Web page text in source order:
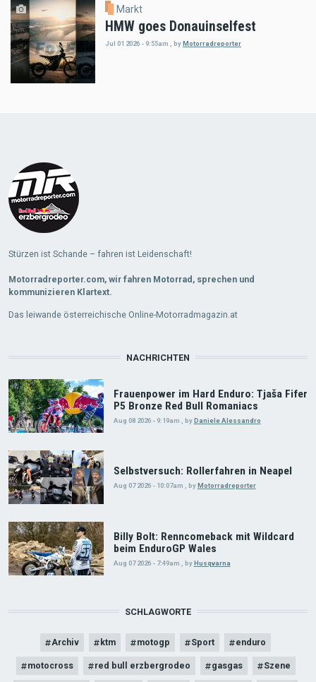
Markt
HMW goes Donauinselfest
Jul 01 2026 - 9:55am byMotorradreporter
Stürzen ist Schande – fahren ist Leidenschaft!
Motorradreporter.com, wir fahren Motorrad, sprechen und
kommunizieren Klartext.
Das leiwande österreichische Online-Motorradmagazin.at
NACHRICHTEN
Frauenpower im Hard Enduro: Tjaša Fifer
P5 Bronze Red Bull Romaniacs
Aug 08 2026 - 9:19am byDaniele Alessandro
Selbstversuch: Rollerfahren in Neapel
Aug 07 2026 - 10:07am , byMotorradreporter
Billy Bolt: Renncomeback mit Wildcard
beim EnduroGP Wales
Aug 07 2026 - 7:49am byHusqvarna
SCHLAGWORTE
Archiv ktm motogp Sport enduro
motocross red bull erzbergrodeo gasgas Szene